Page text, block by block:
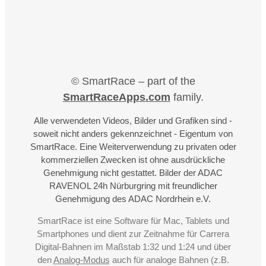
© SmartRace – part of the
SmartRaceApps.com family.
Alle verwendeten Videos, Bilder und Grafiken sind -
soweit nicht anders gekennzeichnet - Eigentum von
SmartRace. Eine Weiterverwendung zu privaten oder
kommerziellen Zwecken ist ohne ausdrückliche
Genehmigung nicht gestattet. Bilder der ADAC
RAVENOL 24h Nürburgring mit freundlicher
Genehmigung des ADAC Nordrhein e.V.
SmartRace ist eine Software für Mac, Tablets und
Smartphones und dient zur Zeitnahme für Carrera
Digital-Bahnen im Maßstab 1:32 und 1:24 und über
denAnalog-Modus auch für analoge Bahnen (z.B.